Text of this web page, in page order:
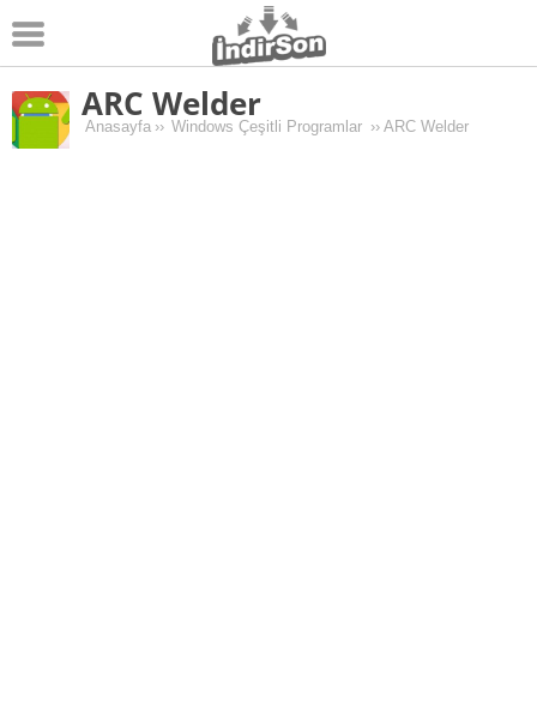
Android
Pc Oyunları
ARC Welder
Anasayfa ›› Windows Çeşitli Programlar ›› ARC Welder